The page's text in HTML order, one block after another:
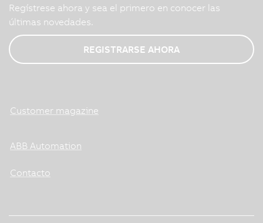
Regístrese ahora y sea el primero en conocer las
últimas novedades.
REGISTRARSE AHORA
Customer magazine
ABB Automation
Contacto